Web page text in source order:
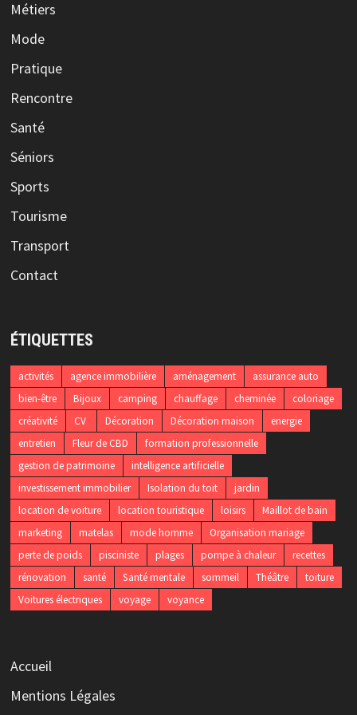
Métiers
Mode
Pratique
Rencontre
Santé
Séniors
Sports
Tourisme
Transport
Contact
ÉTIQUETTES
activités agence immobilière aménagement
assurance auto
bien-être
Bijoux camping chauffage cheminée
coloriage
créativité
CV Décoration Décoration maison
energie
entretien
Fleur de CBD
formation professionnelle
gestion de patrimoine
intelligence artificielle
investissement immobilier
Isolation du toit
jardin
location de voiture
location touristique loisirs
Maillot de bain
marketing
matelas mode homme
Organisation mariage
perte de poids
pisciniste plages pompe à chaleur
recettes
rénovation
santé Santé mentale sommeil Théâtre
toiture
Voitures électriques
voyage voyance
Accueil
Mentions Légales